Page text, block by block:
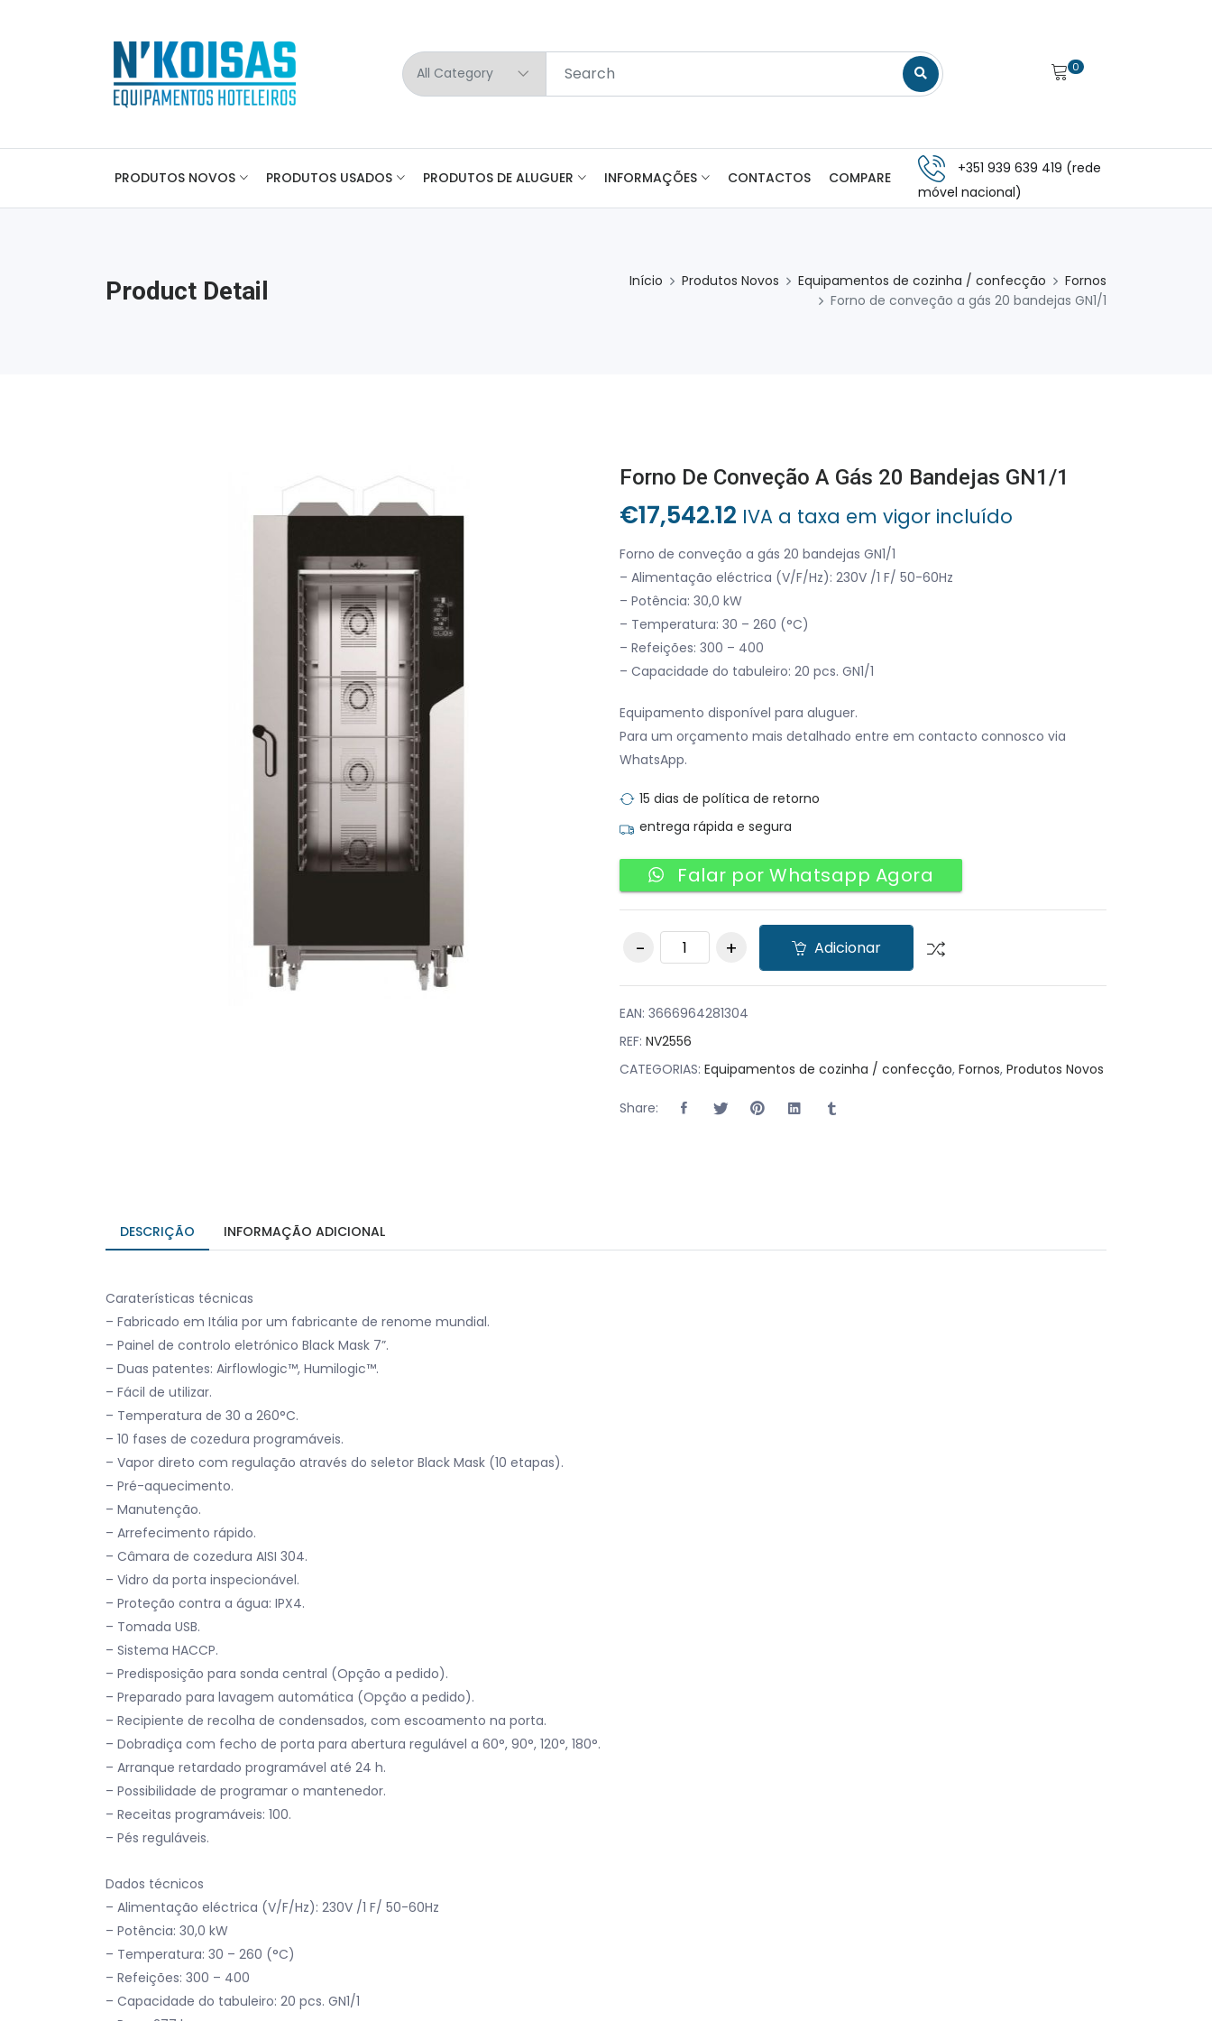
0
PRODUTOS NOVOS PRODUTOS USADOS PRODUTOS DE ALUGUER INFORMAÇÕES CONTACTOS COMPARE
+351 939 639 419 (rede
móvel nacional)
Product Detail Início Produtos Novos Equipamentos de cozinha / confecção
Fornos
Forno de conveção a gás 20 bandejas GN1/1
Forno De Conveção A Gás 20 Bandejas GN1/1
€17,542.12 IVA a taxa em vigor incluído
Forno de conveção a gás 20 bandejas GN1/1
– Alimentação eléctrica (V/F/Hz): 230V /1 F/ 50-60Hz
– Potência: 30,0 kW
– Temperatura: 30 – 260 (°C)
– Refeições: 300 – 400
– Capacidade do tabuleiro: 20 pcs. GN1/1
Equipamento disponível para aluguer.
Para um orçamento mais detalhado entre em contacto connosco via
WhatsApp.
15 dias de política de retorno
entrega rápida e segura
Falar por Whatsapp Agora
Forno de conveção
a gás 20 bandejas
Adicionar
EAN: 3666964281304
REF: NV2556
CATEGORIAS: Equipamentos de cozinha / confecção, Fornos, Produtos Novos
Share:
DESCRIÇÃO INFORMAÇÃO ADICIONAL
Caraterísticas técnicas
– Fabricado em Itália por um fabricante de renome mundial.
– Painel de controlo eletrónico Black Mask 7”.
– Duas patentes: Airflowlogic™, Humilogic™.
– Fácil de utilizar.
– Temperatura de 30 a 260°C.
– 10 fases de cozedura programáveis.
– Vapor direto com regulação através do seletor Black Mask (10 etapas).
– Pré-aquecimento.
– Manutenção.
– Arrefecimento rápido.
– Câmara de cozedura AISI 304.
– Vidro da porta inspecionável.
– Proteção contra a água: IPX4.
– Tomada USB.
– Sistema HACCP.
– Predisposição para sonda central (Opção a pedido).
– Preparado para lavagem automática (Opção a pedido).
– Recipiente de recolha de condensados, com escoamento na porta.
– Dobradiça com fecho de porta para abertura regulável a 60°, 90°, 120°, 180°.
– Arranque retardado programável até 24 h.
– Possibilidade de programar o mantenedor.
– Receitas programáveis: 100.
– Pés reguláveis.
Dados técnicos
– Alimentação eléctrica (V/F/Hz): 230V /1 F/ 50-60Hz
– Potência: 30,0 kW
– Temperatura: 30 – 260 (°C)
– Refeições: 300 – 400
– Capacidade do tabuleiro: 20 pcs. GN1/1